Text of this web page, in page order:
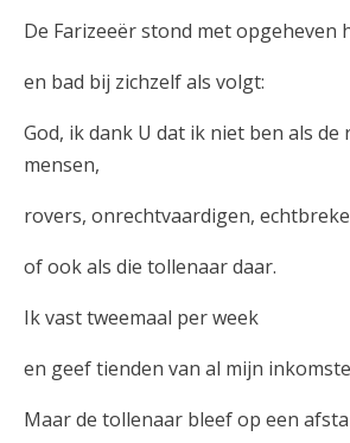
De Farizeeër stond met opgeheven
en bad bij zichzelf als volgt:
God, ik dank U dat ik niet ben als de
mensen,
rovers, onrechtvaardigen,
of ook als die tollenaar daar.
Ik vast tweemaal per week
en geef tienden van al mijn
Maar de tollenaar bleef op een